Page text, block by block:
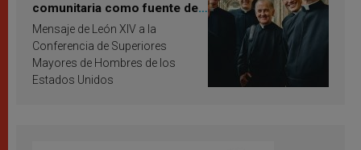
comunitaria como fuente de
inspiración y santificación
Mensaje de León XIV a la
Conferencia de Superiores
Mayores de Hombres de los
Estados Unidos